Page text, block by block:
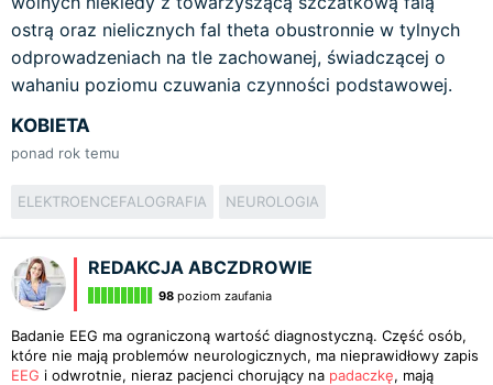
ostrą oraz nielicznych fal theta obustronnie w tylnych
odprowadzeniach na tle zachowanej, świadczącej o
wahaniu poziomu czuwania czynności podstawowej.
KOBIETA
ponad rok temu
ELEKTROENCEFALOGRAFIA NEUROLOGIA
REDAKCJA ABCZDROWIE
98 poziom zaufania
Badanie EEG ma ograniczoną wartość diagnostyczną. Część osób,
które nie mają problemów neurologicznych, ma nieprawidłowy zapis
EEG i odwrotnie, nieraz pacjenci chorujący na padaczkę, mają